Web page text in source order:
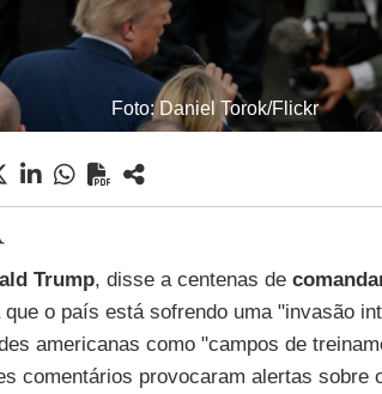
Foto: Daniel Torok/Flickr
Trump, disse a centenas de
que o país está sofrendo uma "invasão
americanas como "campos de
comentários provocaram alertas sobre